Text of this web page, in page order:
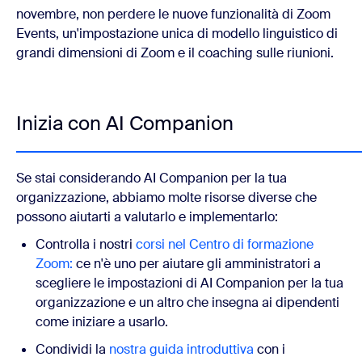
novembre, non perdere le nuove funzionalità di Zoom
Events, un'impostazione unica di modello linguistico di
grandi dimensioni di Zoom e il coaching sulle riunioni.
Inizia con AI Companion
Se stai considerando AI Companion per la tua
organizzazione, abbiamo molte risorse diverse che
possono aiutarti a valutarlo e implementarlo:
Controlla i nostri corsi nel Centro di formazione
Zoom: ce n'è uno per aiutare gli amministratori a
scegliere le impostazioni di AI Companion per la tua
organizzazione e un altro che insegna ai dipendenti
come iniziare a usarlo.
Condividi la nostra guida introduttiva con i